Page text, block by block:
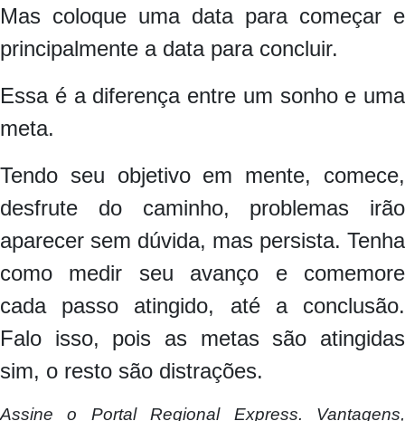
Mas coloque uma data para começar e
principalmente a data para concluir.
Essa é a diferença entre um sonho e uma
meta.
Tendo seu objetivo em mente, comece,
desfrute do caminho, problemas irão
aparecer sem dúvida, mas persista. Tenha
como medir seu avanço e comemore
cada passo atingido, até a conclusão.
Falo isso, pois as metas são atingidas
sim, o resto são distrações.
Assine o Portal Regional Express. Vantagens,